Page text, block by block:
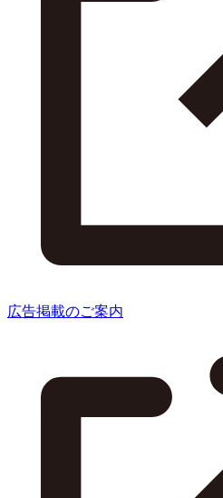
広告掲載のご案内